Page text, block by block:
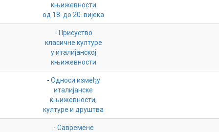
књижевности
од 18. до 20. вијека
- Присуство
класичне културе
у италијанској
књижевности
- Односи између
италијанске
књижевности,
културе и друштва
- Савремене